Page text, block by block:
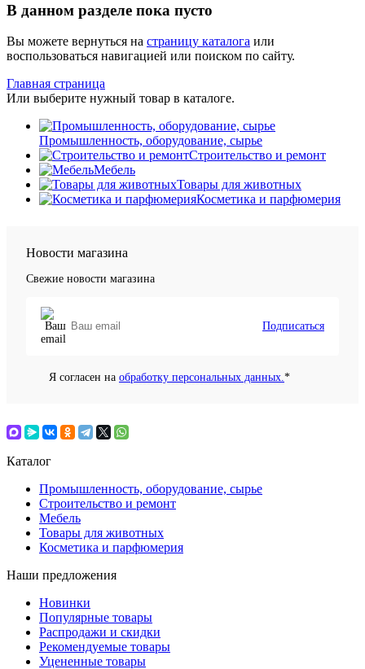
В данном разделе пока пусто
Вы можете вернуться на страницу каталога или
воспользоваться навигацией или поиском по сайту.
Главная страница
Или выберите нужный товар в каталоге.
Промышленность, оборудование, сырье
Строительство и ремонт
Мебель
Товары для животных
Косметика и парфюмерия
Новости магазина
Свежие новости магазина
Подписаться
Я согласен на обработку персональных данных.*
Каталог
Промышленность, оборудование, сырье
Строительство и ремонт
Мебель
Товары для животных
Косметика и парфюмерия
Наши предложения
Новинки
Популярные товары
Распродажи и скидки
Рекомендуемые товары
Уцененные товары